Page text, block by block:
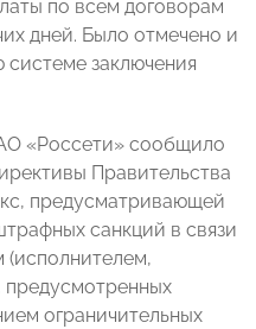
по всем договорам
дней. Было отмечено и
заключения
«Россети» сообщило
Правительства
предусматривающей
санкций в связи
предусмотренных
ограничительных